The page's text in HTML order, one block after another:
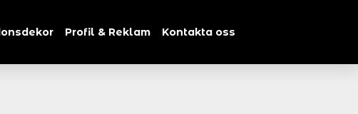
Profil & Reklam Kontakta oss